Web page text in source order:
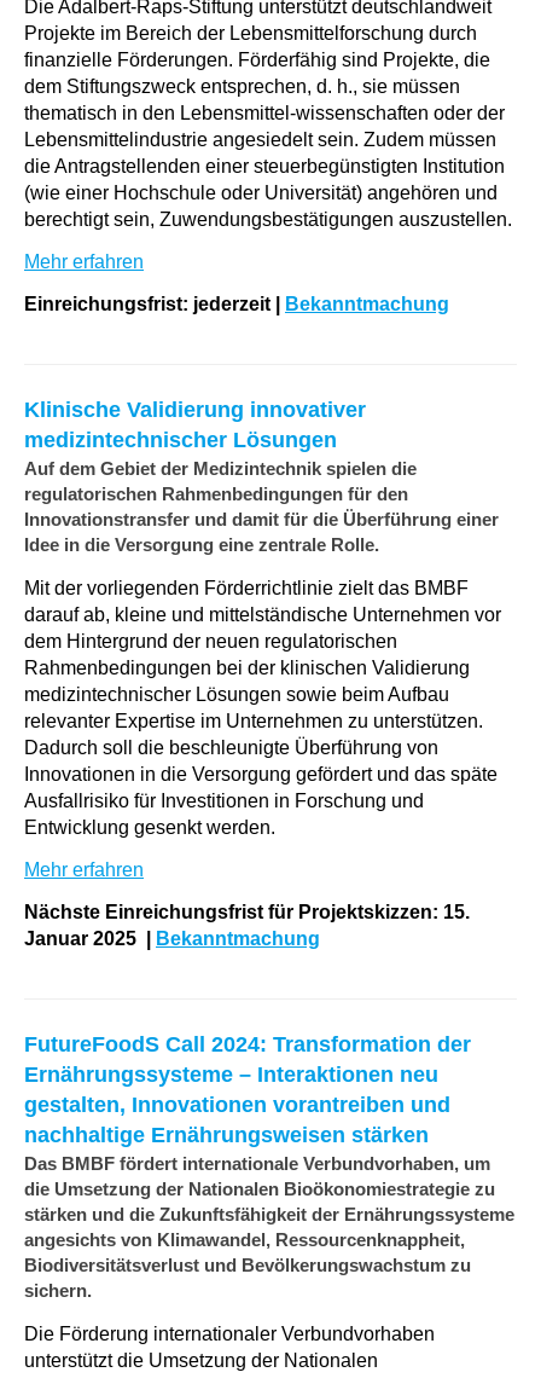
Die Adalbert-Raps-Stiftung unterstützt deutschlandweit
Projekte im Bereich der Lebensmittelforschung durch
finanzielle Förderungen. Förderfähig sind Projekte, die
dem Stiftungszweck entsprechen, d. h., sie müssen
thematisch in den Lebensmittel-wissenschaften oder der
Lebensmittelindustrie angesiedelt sein. Zudem müssen
die Antragstellenden einer steuerbegünstigten Institution
(wie einer Hochschule oder Universität) angehören und
berechtigt sein, Zuwendungsbestätigungen auszustellen.
Mehr erfahren
Einreichungsfrist: jederzeit | Bekanntmachung
Klinische Validierung innovativer
medizintechnischer Lösungen
Auf dem Gebiet der Medizintechnik spielen die
regulatorischen Rahmenbedingungen für den
Innovationstransfer und damit für die Überführung einer
Idee in die Versorgung eine zentrale Rolle.
Mit der vorliegenden Förderrichtlinie zielt das BMBF
darauf ab, kleine und mittelständische Unternehmen vor
dem Hintergrund der neuen regulatorischen
Rahmenbedingungen bei der klinischen Validierung
medizintechnischer Lösungen sowie beim Aufbau
relevanter Expertise im Unternehmen zu unterstützen.
Dadurch soll die beschleunigte Überführung von
Innovationen in die Versorgung gefördert und das späte
Ausfallrisiko für Investitionen in Forschung und
Entwicklung gesenkt werden.
Mehr erfahren
Nächste Einreichungsfrist für Projektskizzen: 15.
Januar 2025 |
Bekanntmachung
FutureFoodS Call 2024: Transformation der
Ernährungssysteme – Interaktionen neu
gestalten, Innovationen vorantreiben und
nachhaltige Ernährungsweisen stärken
Das BMBF fördert internationale Verbundvorhaben, um
die Umsetzung der Nationalen Bioökonomiestrategie zu
stärken und die Zukunftsfähigkeit der Ernährungssysteme
angesichts von Klimawandel, Ressourcenknappheit,
Biodiversitätsverlust und Bevölkerungswachstum zu
sichern.
Die Förderung internationaler Verbundvorhaben
unterstützt die Umsetzung der Nationalen